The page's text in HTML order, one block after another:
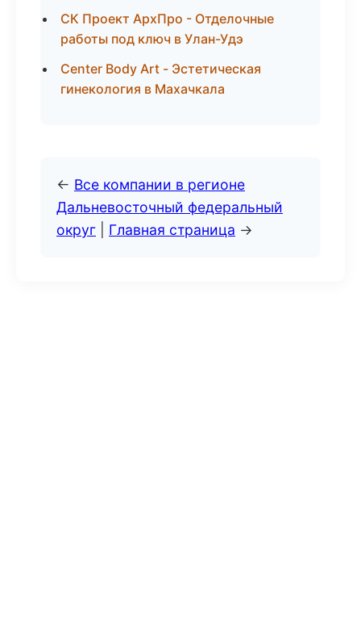
СК Проект АрхПро - Отделочные
работы под ключ в Улан-Удэ
Center Body Art - Эстетическая
гинекология в Махачкала
← Все компании в регионе
Дальневосточный федеральный
округ
Главная страница →